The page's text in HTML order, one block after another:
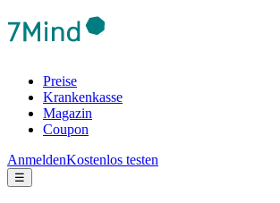
Preise
Krankenkasse
Magazin
Coupon
AnmeldenKostenlos testen
☰